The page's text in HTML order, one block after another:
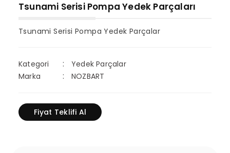
Tsunami Serisi Pompa Yedek Parçaları
Tsunami Serisi Pompa Yedek Parçalar
Kategori
Yedek Parçalar
Marka
NOZBART
Fiyat Teklifi Al